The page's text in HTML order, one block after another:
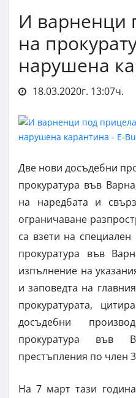
И варненци
на
нарушена
18.03.2020г. 13:07ч.
Две нови досъдебни
прокуратура във
на наредбата и
ограничаване
са взети на
прокуратура във
изпълнение на
и заповедта на
прокуратурата,
досъдебни
прокуратура
престъпления по член
На 7 март тази